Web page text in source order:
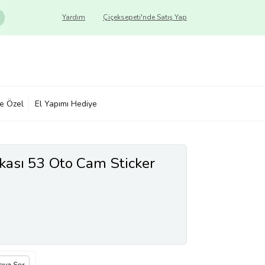
Çiçeksepeti'nde Satış Yap
Yardım
Özel El Yapımı Hediye
53 Oto Cam Sticker